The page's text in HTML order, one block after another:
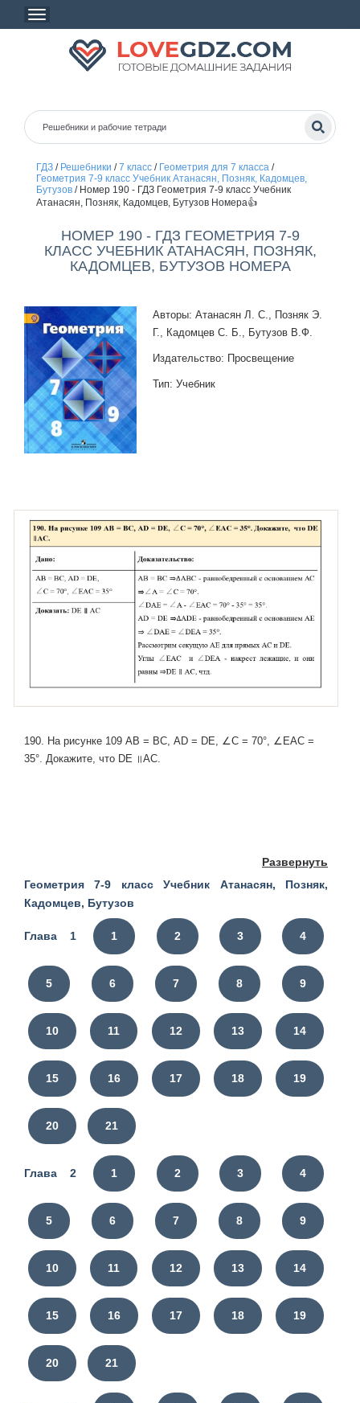
ГДЗ/ Решебники /7 класс/ Геометрия для 7 класса/
Геометрия 7-9 класс Учебник Атанасян, Позняк, Кадомцев,
Бутузов/ Номер 190 - ГДЗ Геометрия 7-9 класс Учебник
Атанасян, Позняк, Кадомцев, Бутузов Номера👍
НОМЕР 190 - ГДЗ ГЕОМЕТРИЯ 7-9
КЛАСС УЧЕБНИК АТАНАСЯН, ПОЗНЯК,
КАДОМЦЕВ, БУТУЗОВ НОМЕРА
Авторы: Атанасян Л. С., Позняк Э.
Г., Кадомцев С. Б., Бутузов В.Ф.
Издательство: Просвещение
Тип: Учебник
Развернуть
190. На рисунке 109 АВ = ВС, AD = DE, ∠C = 70°, ∠EAC =
35°. Докажите, что DE ॥AC.
Геометрия 7-9 класс Учебник Атанасян, Позняк,
Кадомцев, Бутузов
Глава 1 1 2 3 4
5 6 7 8 9
10 11 12 13 14
15 16 17 18 19
20 21
Глава 2 1 2 3 4
5 6 7 8 9
10 11 12 13 14
15 16 17 18 19
20 21